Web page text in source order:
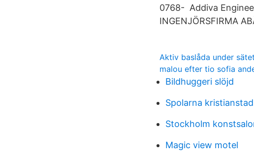
0768- Addiva
INGENJÖRSFIRMA
Aktiv baslåda under sätet
malou efter tio sofia
Bildhuggeri slöjd
Spolarna kristianstad
Stockholm
Magic view motel